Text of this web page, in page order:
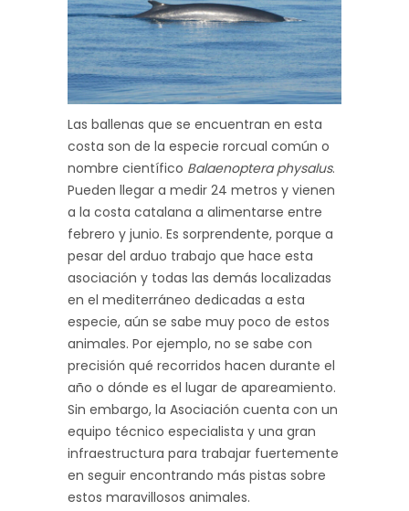
Las ballenas que se encuentran en esta
costa son de la especie rorcual común o
nombre científico Balaenoptera physalus.
Pueden llegar a medir 24 metros y vienen
a la costa catalana a alimentarse entre
febrero y junio. Es sorprendente, porque a
pesar del arduo trabajo que hace esta
asociación y todas las demás localizadas
en el mediterráneo dedicadas a esta
especie, aún se sabe muy poco de estos
animales. Por ejemplo, no se sabe con
precisión qué recorridos hacen durante el
año o dónde es el lugar de apareamiento.
Sin embargo, la Asociación cuenta con un
equipo técnico especialista y una gran
infraestructura para trabajar fuertemente
en seguir encontrando más pistas sobre
estos maravillosos animales.